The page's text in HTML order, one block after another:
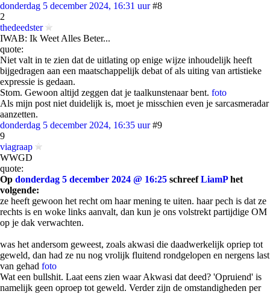
donderdag 5 december 2024, 16:31 uur #8
2
thedeedster
IWAB: Ik Weet Alles Beter...
quote:
Niet valt in te zien dat de uitlating op enige wijze inhoudelijk heeft
bijgedragen aan een maatschappelijk debat of als uiting van artistieke
expressie is gedaan.
Stom. Gewoon altijd zeggen dat je taalkunstenaar bent. foto
Als mijn post niet duidelijk is, moet je misschien even je sarcasmeradar
aanzetten.
donderdag 5 december 2024, 16:35 uur #9
9
viagraap
WWGD
quote:
Op donderdag 5 december 2024 @ 16:25 schreefLiamPhet
volgende:
ze heeft gewoon het recht om haar mening te uiten. haar pech is dat ze
rechts is en woke links aanvalt, dan kun je ons volstrekt partijdige OM
op je dak verwachten.
was het andersom geweest, zoals akwasi die daadwerkelijk opriep tot
geweld, dan had ze nu nog vrolijk fluitend rondgelopen en nergens last
van gehad foto
Wat een bullshit. Laat eens zien waar Akwasi dat deed? 'Opruiend' is
namelijk geen oproep tot geweld. Verder zijn de omstandigheden per